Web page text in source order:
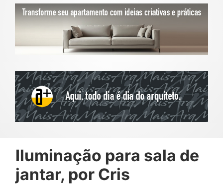
Iluminação para sala de
jantar, por Cris